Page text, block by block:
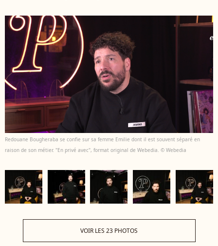
Redouane Bougheraba se confie sur sa femme Emilie dont il est souvent séparé en
raison de son métier. "En privé avec", format original de Webedia. © Webedia
VOIR LES 23 PHOTOS